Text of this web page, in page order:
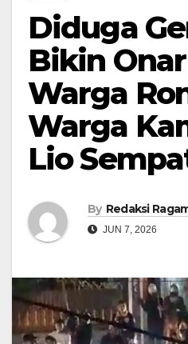
Diduga
Bikin
Warga
Warga
Lio
By Redaksi
JUN 7, 2026